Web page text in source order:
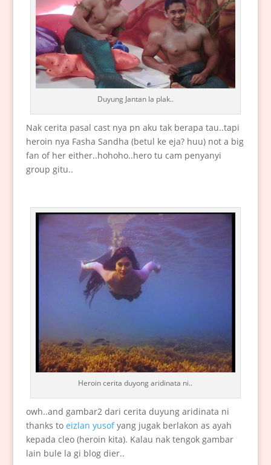
Duyung Jantan la plak..
Nak cerita pasal cast nya pn aku tak berapa tau..tapi
heroin nya Fasha Sandha (betul ke eja? huu) not a big
fan of her either..hohoho..hero tu cam penyanyi
group gitu..
Heroin cerita duyong aridinata ni..
owh..and gambar2 dari cerita duyung aridinata ni
thanks to eizlan yusofyang jugak berlakon as ayah
kepada cleo (heroin kita). Kalau nak tengok gambar
lain bule la gi blog dier..